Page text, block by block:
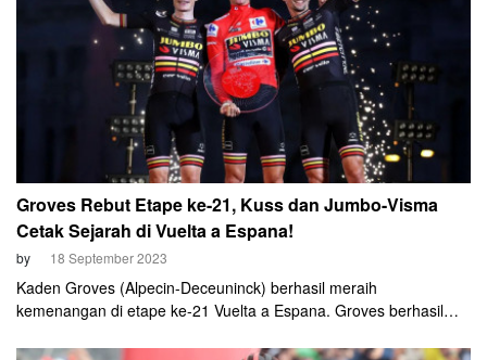
Groves Rebut Etape ke-21, Kuss dan Jumbo-Visma
Cetak Sejarah di Vuelta a Espana!
by 18 September 2023
Kaden Groves (Alpecin-Deceuninck) berhasil meraih
kemenangan di etape ke-21 Vuelta a Espana. Groves berhasil
yang finis di posisi kedua. Etape ke-21 juga menjadi etape